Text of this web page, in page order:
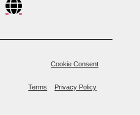
Cookie Consent
Privacy Policy
Terms